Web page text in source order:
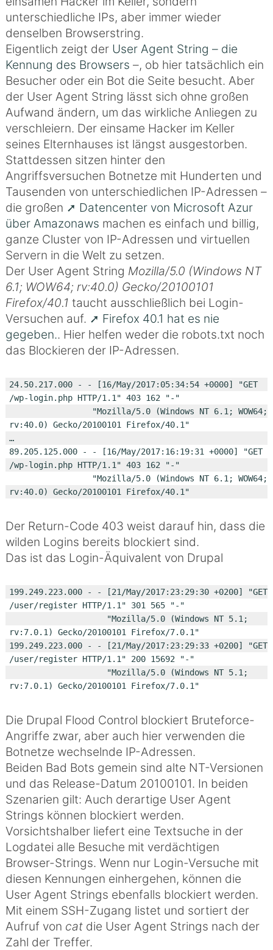
unterschiedliche IPs, aber immer wieder
denselben Browserstring.
Eigentlich zeigt der User Agent String – die
Kennung des Browsers –, ob hier tatsächlich ein
Besucher oder ein Bot die Seite besucht. Aber
der User Agent String lässt sich ohne großen
Aufwand ändern, um das wirkliche Anliegen zu
verschleiern. Der einsame Hacker im Keller
seines Elternhauses ist längst ausgestorben.
Stattdessen sitzen hinter den
Angriffsversuchen Botnetze mit Hunderten und
Tausenden von unterschiedlichen IP-Adressen –
die großen
Datencenter von Microsoft Azur
über Amazonaws machen es einfach und billig,
ganze Cluster von IP-Adressen und virtuellen
Servern in die Welt zu setzen.
Der User Agent String Mozilla/5.0 (Windows NT
6.1; WOW64; rv:40.0) Gecko/20100101
Firefox/40.1 taucht ausschließlich bei Login-
Versuchen auf.
Firefox 40.1 hat es nie
gegeben.. Hier helfen weder die robots.txt noch
das Blockieren der IP-Adressen.
24.50.217.000 - - [16/May/2017:05:34:54 +0000] "GET
/wp-login.php HTTP/1.1" 403 162 "-"
rv:40.0) Gecko/20100101 Firefox/40.1"
…
89.205.125.000 - - [16/May/2017:16:19:31 +0000] "GET
/wp-login.php HTTP/1.1" 403 162 "-"
Der Return-Code 403 weist darauf hin, dass die
wilden Logins bereits blockiert sind.
Das ist das Login-Äquivalent von Drupal
199.249.223.000 - - [21/May/2017:23:29:30 +0200] "GET
/user/register HTTP/1.1" 301 565 "-"
rv:7.0.1) Gecko/20100101 Firefox/7.0.1"
199.249.223.000 - - [21/May/2017:23:29:33 +0200] "GET
/user/register HTTP/1.1" 200 15692 "-"
Die Drupal Flood Control blockiert Bruteforce-
Angriffe zwar, aber auch hier verwenden die
Botnetze wechselnde IP-Adressen.
Beiden Bad Bots gemein sind alte NT-Versionen
und das Release-Datum 20100101. In beiden
Szenarien gilt: Auch derartige User Agent
Strings können blockiert werden.
Vorsichtshalber liefert eine Textsuche in der
Logdatei alle Besuche mit verdächtigen
Browser-Strings. Wenn nur Login-Versuche mit
diesen Kennungen einhergehen, können die
User Agent Strings ebenfalls blockiert werden.
Mit einem SSH-Zugang listet und sortiert der
Aufruf von catdie User Agent Strings nach der
Zahl der Treffer.